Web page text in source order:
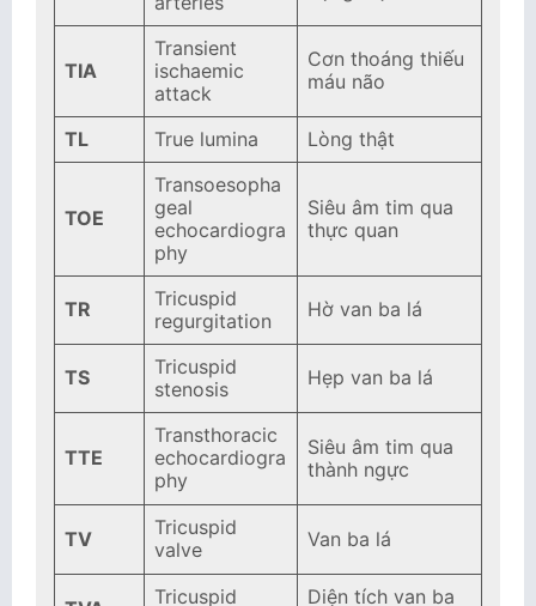
TIA
Transient
ischaemic
attack
Cơn thoáng thiếu
máu não
TL True lumina Lòng thật
TOE
Transoesopha
geal
echocardiogra
phy
Siêu âm tim qua
thực quan
TR
Tricuspid
regurgitation
Hờ van ba lá
TS
Tricuspid
stenosis
Hẹp van ba lá
TTE
Transthoracic
echocardiogra
phy
Siêu âm tim qua
thành ngực
TV
Tricuspid
valve
Van ba lá
Tricuspid Diện tích van ba